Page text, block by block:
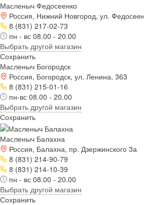
Масленыч Федосеенко
Россия, Нижний Новгород, ул.
8 (831) 217-02-73
пн - вс 08.00 - 20.00
Выбрать другой магазин
Сохранить
Масленыч Богородск
Россия, Богородск, ул. Ленина, 363
8 (831) 215-01-16
пн-вс 08.00 - 20.00
Выбрать другой магазин
Сохранить
Масленыч Балахна
Россия, Балахна, пр. Дзержинского 3а
8 (831) 214-90-79
8 (831) 214-10-39
пн - вс 08.00 - 20.00
Выбрать другой магазин
Сохранить